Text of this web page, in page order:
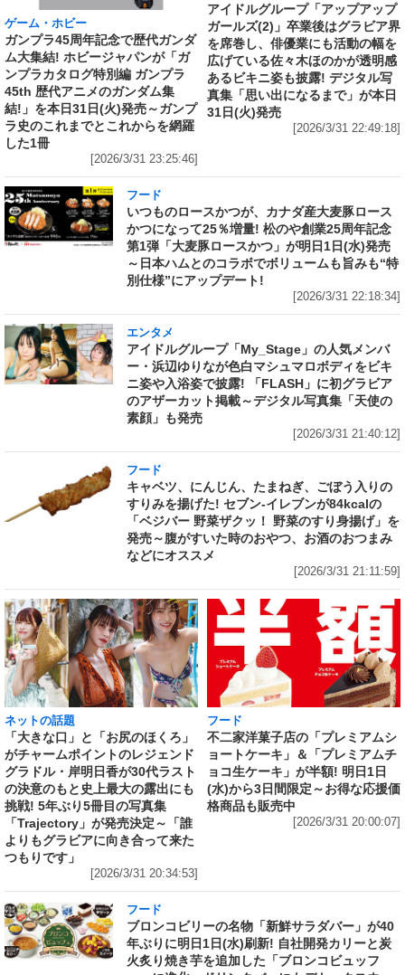
ゲーム・ホビー
ガンプラ45周年記念で歴代ガンダ
ム大集結! ホビージャパンが「ガ
ンプラカタログ特別編 ガンプラ
45th 歴代アニメのガンダム集
結!」を本日31日(火)発売～ガンプ
ラ史のこれまでとこれからを網羅
した1冊
[2026/3/31 23:25:46]
アイドルグループ「アップアップ
ガールズ(2)」卒業後はグラビア界
を席巻し、俳優業にも活動の幅を
広げている佐々木ほのかが透明感
あるビキニ姿も披露! デジタル写
真集「思い出になるまで」が本日
31日(火)発売
[2026/3/31 22:49:18]
フード
いつものロースかつが、カナダ産大麦豚ロース
かつになって25％増量! 松のや創業25周年記念
第1弾「大麦豚ロースかつ」が明日1日(水)発売
～日本ハムとのコラボでボリュームも旨みも“特
別仕様”にアップデート!
[2026/3/31 22:18:34]
エンタメ
アイドルグループ「My_Stage」の人気メンバ
ー・浜辺ゆりなが色白マシュマロボディをビキ
ニ姿や入浴姿で披露! 「FLASH」に初グラビア
のアザーカット掲載～デジタル写真集「天使の
素顔」も発売
[2026/3/31 21:40:12]
フード
キャベツ、にんじん、たまねぎ、ごぼう入りの
すりみを揚げた! セブン‐イレブンが84kcalの
「ベジバー 野菜ザクッ！ 野菜のすり身揚げ」を
発売～腹がすいた時のおやつ、お酒のおつまみ
などにオススメ
[2026/3/31 21:11:59]
ネットの話題
「大きな口」と「お尻のほくろ」
がチャームポイントのレジェンド
グラドル・岸明日香が30代ラスト
の決意のもと史上最大の露出にも
挑戦! 5年ぶり5冊目の写真集
「Trajectory」が発売決定～「誰
よりもグラビアに向き合って来た
つもりです」
[2026/3/31 20:34:53]
フード
不二家洋菓子店の「プレミアムシ
ョートケーキ」＆「プレミアムチ
ョコ生ケーキ」が半額! 明日1日
(水)から3日間限定～お得な応援価
格商品も販売中
[2026/3/31 20:00:07]
フード
ブロンコビリーの名物「新鮮サラダバー」が40
年ぶりに明日1日(水)刷新! 自社開発カリーと炭
火炙り焼き芋を追加した「ブロンコビュッフ